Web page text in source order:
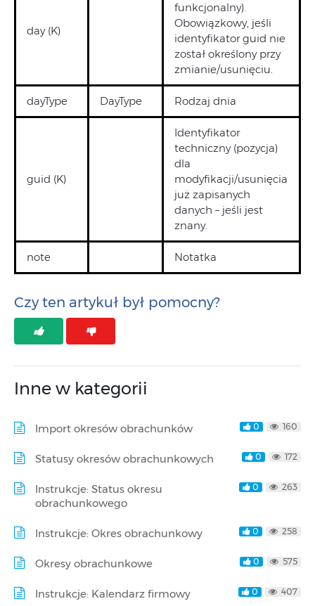
day (K)
funkcjonalny).
Obowiązkowy, jeśli
identyfikator guid nie
został określony przy
zmianie/usunięciu.
dayType DayType Rodzaj dnia
guid (K)
Identyfikator
techniczny (pozycja)
dla
modyfikacji/usunięcia
już zapisanych
danych – jeśli jest
znany.
note Notatka
Czy ten artykuł był pomocny?
Inne w kategorii
Import okresów obrachunków 0 160
Statusy okresów obrachunkowych 0 172
Instrukcje: Status okresu
obrachunkowego
0 263
Instrukcje: Okres obrachunkowy 0 258
Okresy obrachunkowe 0 575
Instrukcje: Kalendarz firmowy 0 407